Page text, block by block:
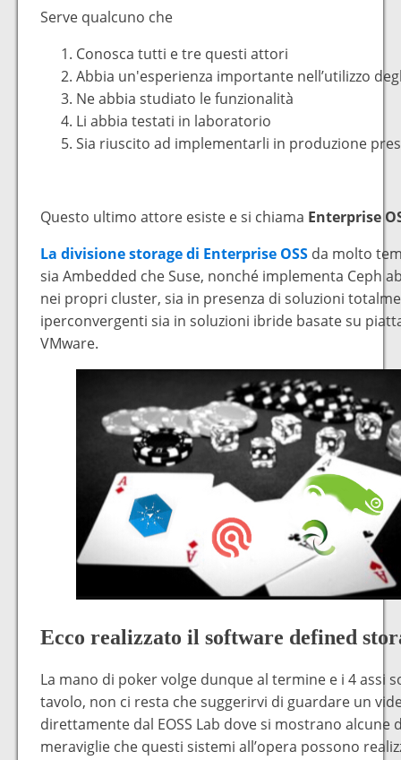
Serve qualcuno che
Conosca tutti e tre questi attori
Abbia un'esperienza importante nell’utilizzo
Ne abbia studiato le funzionalità
Li abbia testati in laboratorio
Sia riuscito ad implementarli in produzione
Questo ultimo attore esiste e si chiama Enterprise
La divisione storage di Enterprise OSS da molto
sia Ambedded che Suse, nonché implementa Ceph
nei propri cluster, sia in presenza di soluzioni
iperconvergenti sia in soluzioni ibride basate su
VMware.
Ecco realizzato il software defined
La mano di poker volge dunque al termine e i 4 assi
tavolo, non ci resta che suggerirvi di guardare un
direttamente dal EOSS Lab dove si mostrano alcune
meraviglie che questi sistemi all’opera possono